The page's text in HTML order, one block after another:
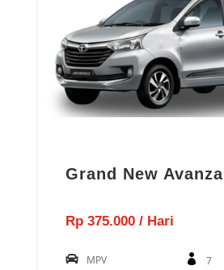
Grand New Avanza
Rp 375.000 / Hari
MPV 7